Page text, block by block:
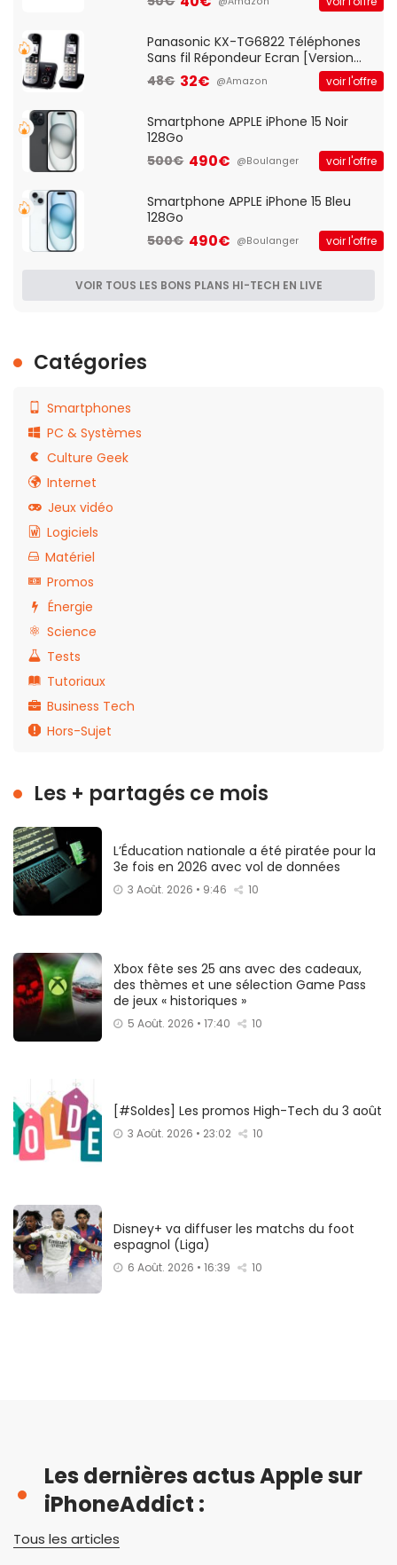
d'accès et Bridge, contrôle Parental,
Panasonic KX-TG6822 Téléphones
Sans fil Répondeur Ecran [Version
Française]
48€ 32€ @Amazon voir l'offre
Smartphone APPLE iPhone 15 Noir
128Go
500€ 490€ @Boulanger voir l'offre
Smartphone APPLE iPhone 15 Bleu
128Go
500€ 490€ @Boulanger voir l'offre
VOIR TOUS LES BONS PLANS HI-TECH EN LIVE
Catégories
Smartphones
PC & Systèmes
Culture Geek
Internet
Jeux vidéo
Logiciels
Matériel
Promos
Énergie
Science
Tests
Tutoriaux
Business Tech
Hors-Sujet
Les + partagés ce mois
L’Éducation nationale a été piratée pour la
3e fois en 2026 avec vol de données
3 Août. 2026 • 9:46 10
Xbox fête ses 25 ans avec des cadeaux,
des thèmes et une sélection Game Pass
de jeux « historiques »
5 Août. 2026 • 17:40 10
[#Soldes] Les promos High-Tech du 3 août
3 Août. 2026 • 23:02 10
Disney+ va diffuser les matchs du foot
espagnol (Liga)
6 Août. 2026 • 16:39 10
Les dernières actus Apple sur
iPhoneAddict :
Tous les articles